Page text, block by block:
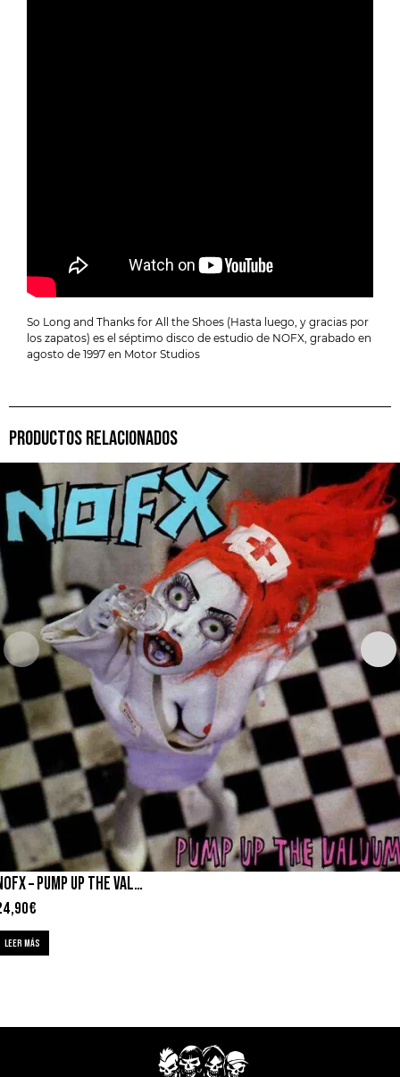
So Long and Thanks for All the Shoes (Hasta luego, y gracias por
los zapatos) es el séptimo disco de estudio de NOFX, grabado en
agosto de 1997 en Motor Studios
PRODUCTOS RELACIONADOS
NOFX – PUMP UP THE VALUUM
€
LEER MÁS